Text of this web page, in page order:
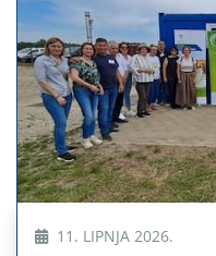
11. LIPNJA 2026.